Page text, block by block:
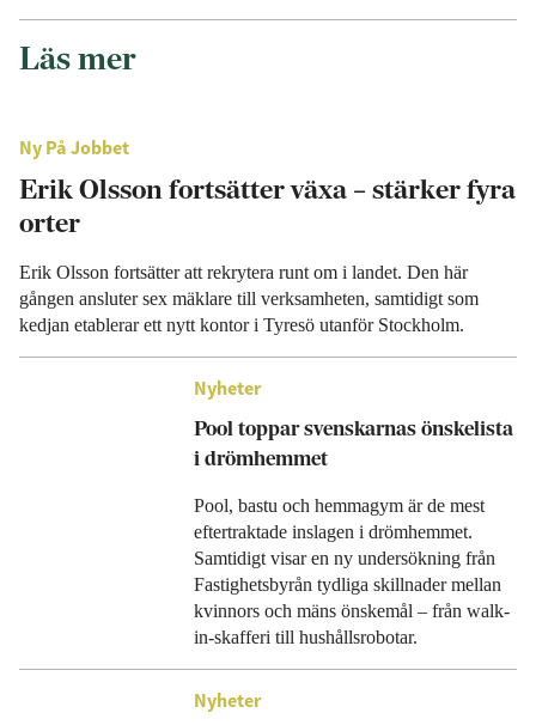
Läs mer
Ny På Jobbet
Erik Olsson fortsätter växa – stärker fyra
orter
Erik Olsson fortsätter att rekrytera runt om i landet. Den här
gången ansluter sex mäklare till verksamheten, samtidigt som
kedjan etablerar ett nytt kontor i Tyresö utanför Stockholm.
Nyheter
Pool toppar svenskarnas önskelista
i drömhemmet
Pool, bastu och hemmagym är de mest
eftertraktade inslagen i drömhemmet.
Samtidigt visar en ny undersökning från
Fastighetsbyrån tydliga skillnader mellan
kvinnors och mäns önskemål – från walk-
in-skafferi till hushållsrobotar.
Nyheter